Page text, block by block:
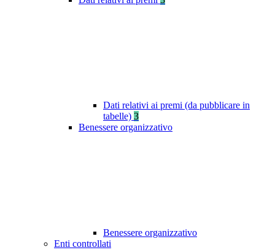
Dati relativi ai premi (da pubblicare in
tabelle) 3
Benessere organizzativo
Benessere organizzativo
Enti controllati